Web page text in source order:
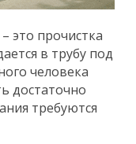
это прочистка
в трубу под
человека
достаточно
требуются